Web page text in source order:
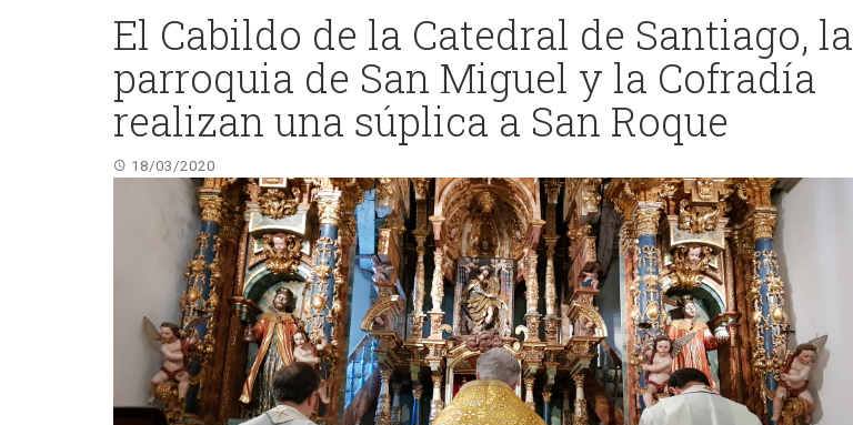
El Cabildo de la Catedral de Santiago, la
parroquia de San Miguel y la Cofradía
realizan una súplica a San Roque
18/03/2020